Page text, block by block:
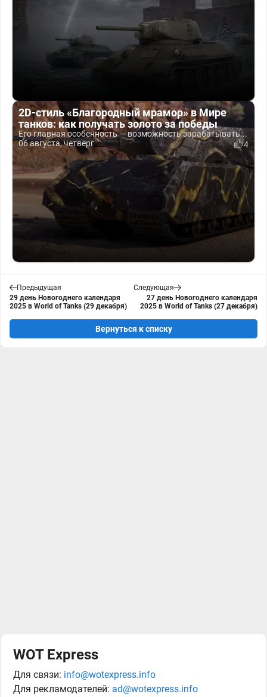
2D-стиль «Благородный мрамор» в Мире
танков: как получать золото за победы
Его главная особенность — возможность зарабатывать...
06 августа, четверг
4
Предыдущая
29 день Новогоднего календаря
2025 в World of Tanks (29 декабря)
Следующая
27 день Новогоднего календаря
2025 в World of Tanks (27 декабря)
Вернуться к списку
WOT Express
Для связи: info@wotexpress.info
Для рекламодателей: ad@wotexpress.info